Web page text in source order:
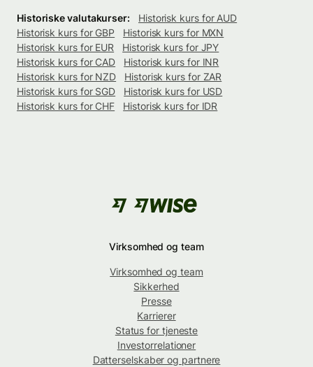
Historiske valutakurser:
Historisk kurs for AUD
Historisk kurs for GBP
Historisk kurs for MXN
Historisk kurs for EUR
Historisk kurs for JPY
Historisk kurs for CAD
Historisk kurs for INR
Historisk kurs for NZD
Historisk kurs for ZAR
Historisk kurs for SGD
Historisk kurs for USD
Historisk kurs for CHF
Historisk kurs for IDR
Virksomhed og team
Virksomhed og team
Sikkerhed
Presse
Karrierer
Status for tjeneste
Investorrelationer
Datterselskaber og partnere